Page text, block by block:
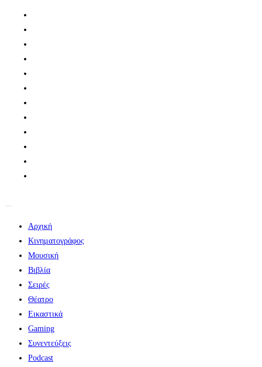
Αρχική
Κινηματογράφος
Μουσική
Βιβλία
Σειρές
Θέατρο
Εικαστικά
Gaming
Συνεντεύξεις
Podcast